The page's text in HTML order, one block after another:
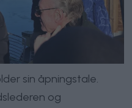
sin åpningstale.
og